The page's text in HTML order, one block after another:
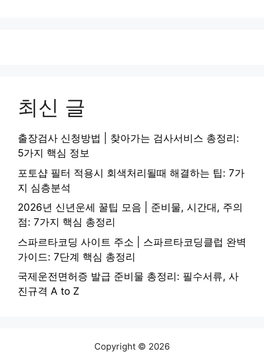
최신 글
출장검사 신청방법 | 찾아가는 검사서비스 총정리:
5가지 핵심 정보
포토샵 필터 적용시 회색처리될때 해결하는 팁: 7가
지 심층분석
2026년 신년운세 꿀팁 모음 | 준비물, 시간대, 주의
점: 7가지 핵심 총정리
스파르타코딩 사이트 주소 | 스파르타코딩클럽 완벽
가이드: 7단계 핵심 총정리
국제운전면허증 발급 준비물 총정리: 필수서류, 사
진규격 A to Z
Copyright © 2026